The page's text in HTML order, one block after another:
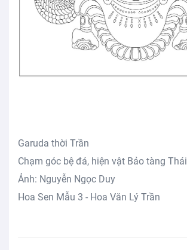
Garuda thời Trần
Chạm góc bệ đá, hiện vật Bảo tàng
Ảnh: Nguyễn Ngọc Duy
Hoa Sen Mẫu 3 - Hoa Văn Lý Trần